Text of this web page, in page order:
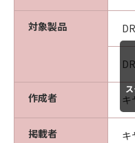
対象製品 DR
作成者
掲載者 キ